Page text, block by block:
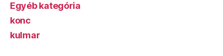
Egyéb kategória
konc
kulmar